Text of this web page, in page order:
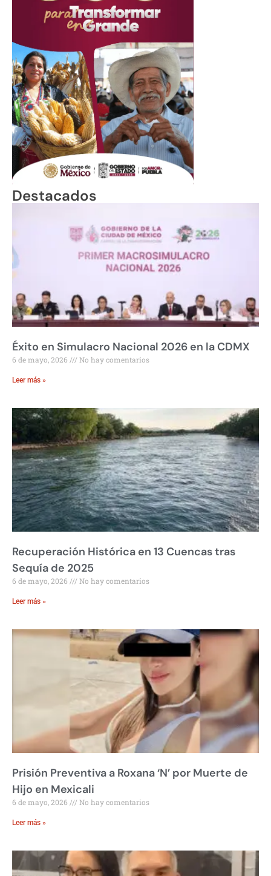
Destacados
Éxito en Simulacro Nacional 2026 en la CDMX
6 de mayo, 2026 No hay comentarios
Leer más »
Recuperación Histórica en 13 Cuencas tras
Sequía de 2025
6 de mayo, 2026 No hay comentarios
Leer más »
Prisión Preventiva a Roxana ‘N’ por Muerte de
Hijo en Mexicali
6 de mayo, 2026 No hay comentarios
Leer más »